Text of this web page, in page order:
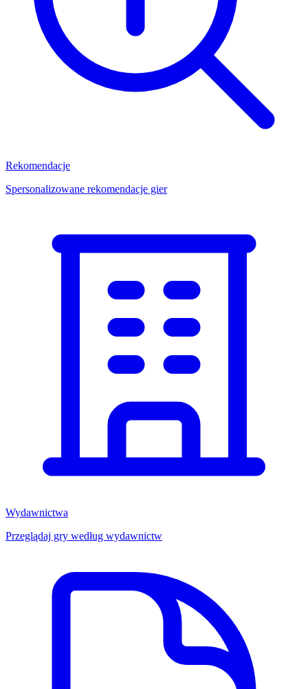
Rekomendacje
Spersonalizowane rekomendacje gier
Wydawnictwa
Przeglądaj gry według wydawnictw